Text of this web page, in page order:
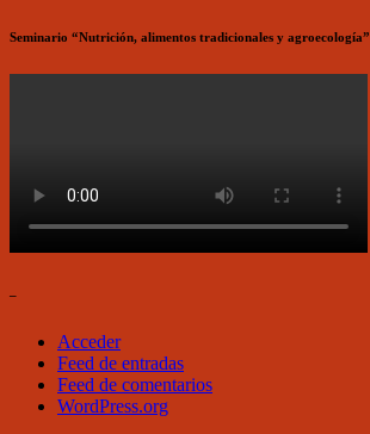
Seminario “Nutrición, alimentos tradicionales y agroecología”
–
Acceder
Feed de entradas
Feed de comentarios
WordPress.org